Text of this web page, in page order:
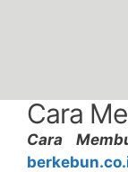
Cara
Cara